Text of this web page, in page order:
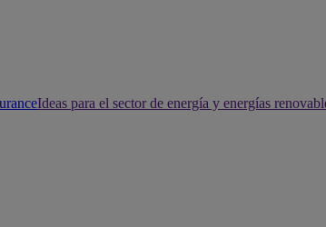
Ideas para el sector de energía y energías